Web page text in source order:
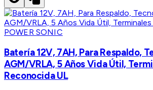
POWER SONIC
Batería 12V, 7AH, Para Respaldo,
AGM/VRLA, 5 Años Vida Útil,
Reconocida UL